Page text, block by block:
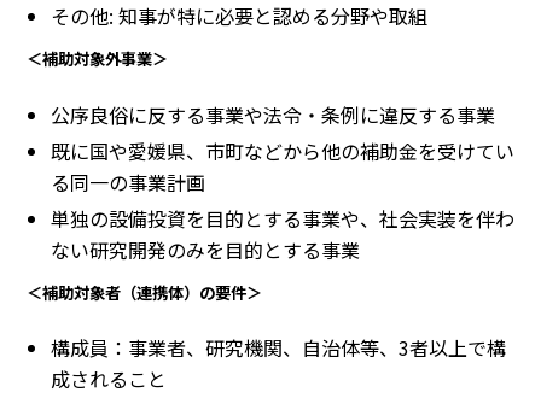
その他: 知事が特に必要と認める分野や取組
＜補助対象外事業＞
公序良俗に反する事業や法令・条例に違反する事業
既に国や愛媛県、市町などから他の補助金を受けてい
る同一の事業計画
単独の設備投資を目的とする事業や、社会実装を伴わ
ない研究開発のみを目的とする事業
＜補助対象者（連携体）の要件＞
構成員：事業者、研究機関、自治体等、3者以上で構
成されること